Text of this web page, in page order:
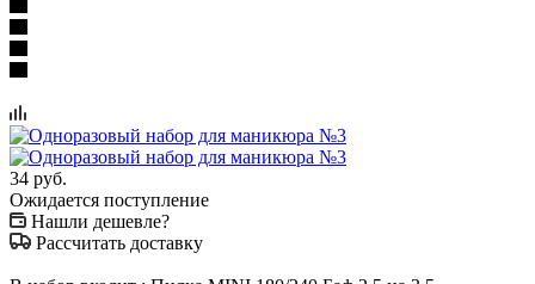
34 руб.
Ожидается поступление
Нашли дешевле?
Рассчитать доставку